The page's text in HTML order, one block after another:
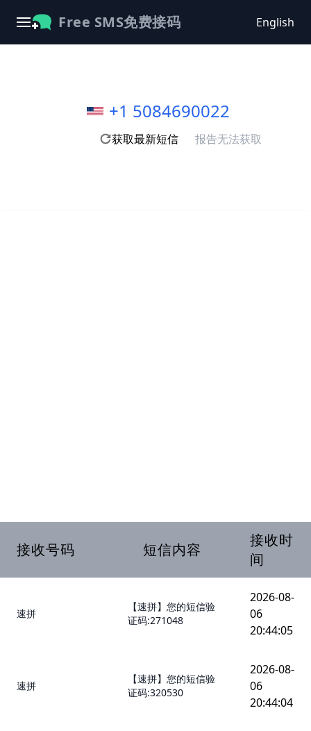
Free SMS免费接码 English
+1 5084690022
获取最新短信 报告无法获取
接收号码 短信内容
接收时
间
速拼
【速拼】您的短信验
证码:271048
2026-08-
06
20:44:05
速拼
【速拼】您的短信验
证码:320530
2026-08-
06
20:44:04